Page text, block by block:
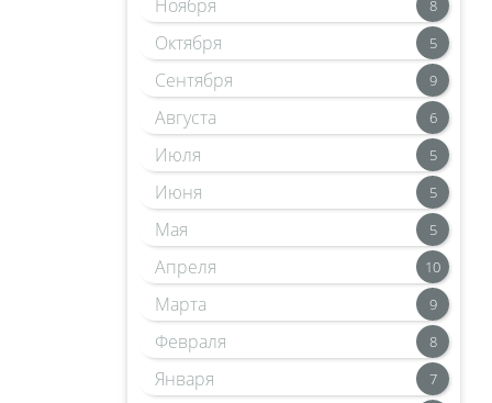
Ноября 8
Октября 5
Сентября 9
Августа 6
Июля 5
Июня 5
Мая 5
Апреля 10
Марта 9
Февраля 8
Января 7